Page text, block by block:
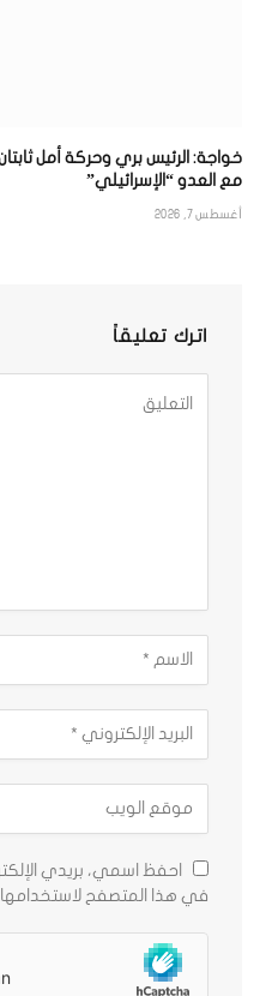
خواجة: الرئيس بري وحركة أمل
مع العدو “الإسرائيلي”
أغسطس 7, 2026
اترك تعليقاً
احفظ اسمي، بريدي
في هذا المتصفح